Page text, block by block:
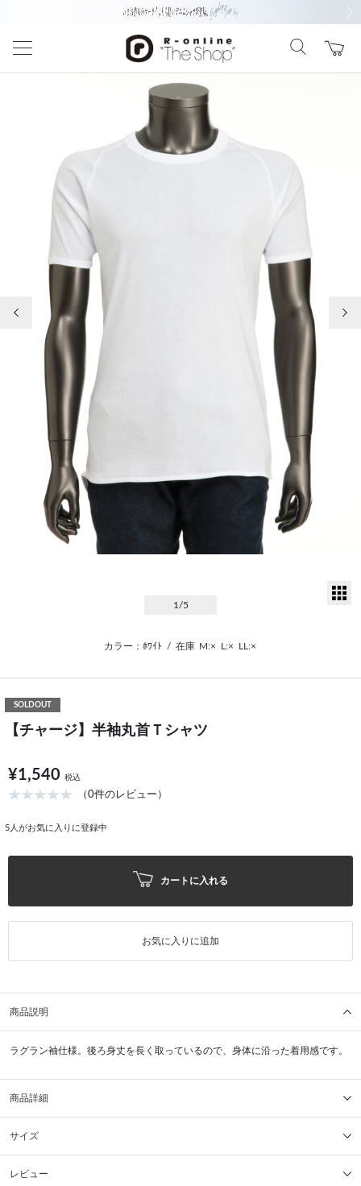
前の画像
1 /5
カラー：ﾎﾜｲﾄ / 在庫 M:× L:× LL:×
SOLDOUT
【チャージ】半袖丸首Ｔシャツ
¥1,540 税込
（0件のレビュー）
5 人がお気に入りに登録中
カートに入れる
お気に入りに追加
商品説明
ラグラン袖仕様。後ろ身丈を長く取っているので、身体に沿った着用感です。
商品詳細
サイズ
レビュー